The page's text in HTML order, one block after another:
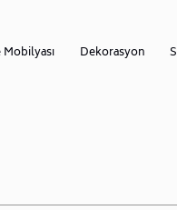
Dekorasyon